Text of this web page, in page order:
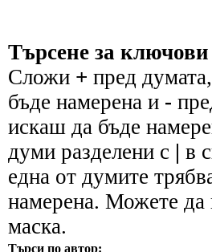
Търсене за
Сложи + пред
бъде намерена и -
искаш да бъде
думи разделени с | в
една от думите
намерена. Можете да
маска.
Търси по автор: